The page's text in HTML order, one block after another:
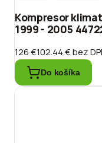
Kompresor
1999 - 2005
126 €102.44 €bez
Do košíka